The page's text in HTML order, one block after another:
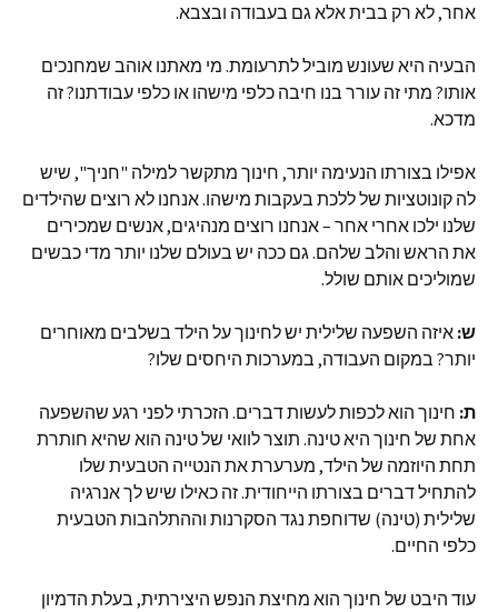
אחר, לא רק בבית אלא גם בעבודה ובצבא.
הבעיה היא שעונש מוביל לתרעומת. מי מאתנו אוהב שמחנכים
אותו? מתי זה עורר בנו חיבה כלפי מישהו או כלפי עבודתנו? זה
מדכא.
אפילו בצורתו הנעימה יותר, חינוך מתקשר למילה "חניך", שיש
לה קונוטציות של ללכת בעקבות מישהו. אנחנו לא רוצים שהילדים
שלנו ילכו אחרי אחר – אנחנו רוצים מנהיגים, אנשים שמכירים
את הראש והלב שלהם. גם ככה יש בעולם שלנו יותר מדי כבשים
שמוליכים אותם שולל.
ש: איזה השפעה שלילית יש לחינוך על הילד בשלבים מאוחרים
יותר? במקום העבודה, במערכות היחסים שלו?
ת: חינוך הוא לכפות לעשות דברים. הזכרתי לפני רגע שהשפעה
אחת של חינוך היא טינה. תוצר לוואי של טינה הוא שהיא חותרת
תחת היוזמה של הילד, מערערת את הנטייה הטבעית שלו
להתחיל דברים בצורתו הייחודית. זה כאילו שיש לך אנרגיה
שלילית (טינה) שדוחפת נגד הסקרנות וההתלהבות הטבעית
כלפי החיים.
עוד היבט של חינוך הוא מחיצת הנפש היצירתית, בעלת הדמיון